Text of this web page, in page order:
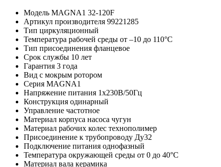
Модель MAGNA1 32-120F
Артикул производителя 99221285
Тип циркуляционный
Температура рабочей среды от –10 до 110°C
Тип присоединения фланцевое
Срок службы 10 лет
Гарантия 3 года
Вид с мокрым ротором
Серия MAGNA1
Напряжение питания 1х230В/50Гц
Конструкция одинарный
Управление частотное
Материал корпуса насоса чугун
Материал рабочих колес технополимер
Присоединение к трубопроводу Ду32
Подключение питания однофазный
Температура окружающей среды от 0 до 40°C
Материал вала керамика